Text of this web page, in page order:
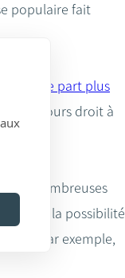
populaire fait
une part plus
toujours droit à
a de nombreuses
et la possibilité
(par exemple,